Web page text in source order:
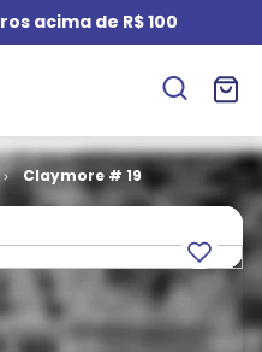
acima de R$ 100
Claymore # 19